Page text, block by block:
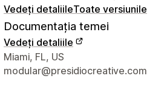
Vedeți detaliileToate versiunile
Documentația temei
Vedeți detaliile
Detaliile de contact ale designerului
Miami, FL, US
modular@presidiocreative.com